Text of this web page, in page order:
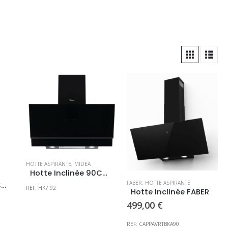
Hotte Inclinée 60CM MIDEA – Prix consultable en magasin –
HOTTE ASPIRANTE, MIDEA
Hotte Inclinée 90CM MIDEA – Prix consultable en magasin –
REF: HK7.92
FABER, HOTTE ASPIRANTE
Hotte Inclinée FABER
499,00 €
REF: CAPPAVRTBKA90